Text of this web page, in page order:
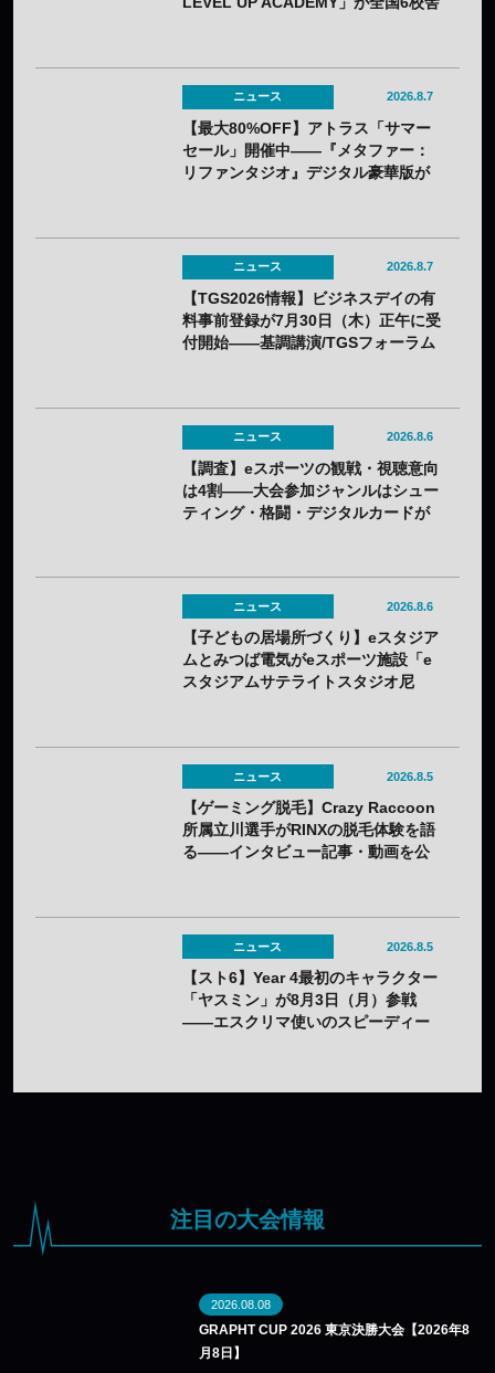
ニュース 2026.8.7
【最大80%OFF】アトラス「サマー
セール」開催中——『メタファー：
リファンタジオ』デジタル豪華版が
ニュース 2026.8.7
【TGS2026情報】ビジネスデイの有
料事前登録が7月30日（木）正午に受
付開始——基調講演/TGSフォーラム
ニュース 2026.8.6
【調査】eスポーツの観戦・視聴意向
は4割——大会参加ジャンルはシュー
ティング・格闘・デジタルカードが
ニュース 2026.8.6
【子どもの居場所づくり】eスタジア
ムとみつば電気がeスポーツ施設「e
スタジアムサテライトスタジオ尼
ニュース 2026.8.5
【ゲーミング脱毛】Crazy Raccoon
所属立川選手がRINXの脱毛体験を語
る——インタビュー記事・動画を公
ニュース 2026.8.5
【スト6】Year 4最初のキャラクター
「ヤスミン」が8月3日（月）参戦
——エスクリマ使いのスピーディー
注目の大会情報
2026.08.08
GRAPHT CUP 2026 東京決勝大会【2026年8
月8日】